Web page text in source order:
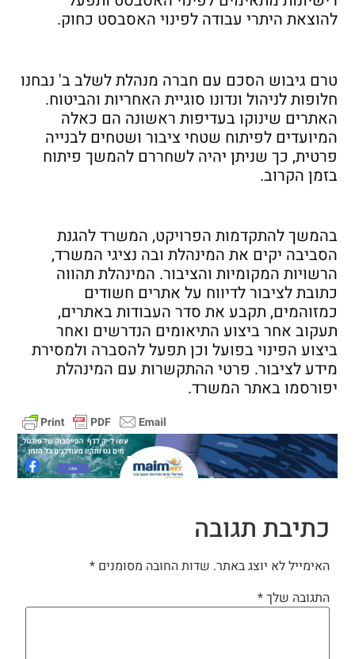
להוצאת היתרי עבודה לפינוי האסבסט כחוק.
טרם גיבוש הסכם עם חברה מנהלת לשלב ב' נבחנו
חלופות לניהול ונדונו סוגיית האחריות והביטוח.
האתרים שינוקו בעדיפות ראשונה הם כאלה
המיועדים לפיתוח שטחי ציבור ושטחים לבנייה
פרטית, כך שניתן יהיה לשחררם להמשך פיתוח
בזמן הקרוב.
בהמשך להתקדמות הפרויקט, המשרד להגנת
הסביבה יקים את המינהלת ובה נציגי המשרד,
הרשויות המקומיות והציבור. המינהלת תהווה
כתובת לציבור לדיווח על אתרים חשודים
כמזוהמים, תקבע את סדר העבודות באתרים,
תעקוב אחר ביצוע התיאומים הנדרשים ואחר
ביצוע הפינוי בפועל וכן תפעל להסברה ולמסירת
מידע לציבור. פרטי ההתקשרות עם המינהלת
יפורסמו באתר המשרד.
כתיבת תגובה
האימייל לא יוצג באתר. שדות החובה מסומנים *
התגובה שלך*